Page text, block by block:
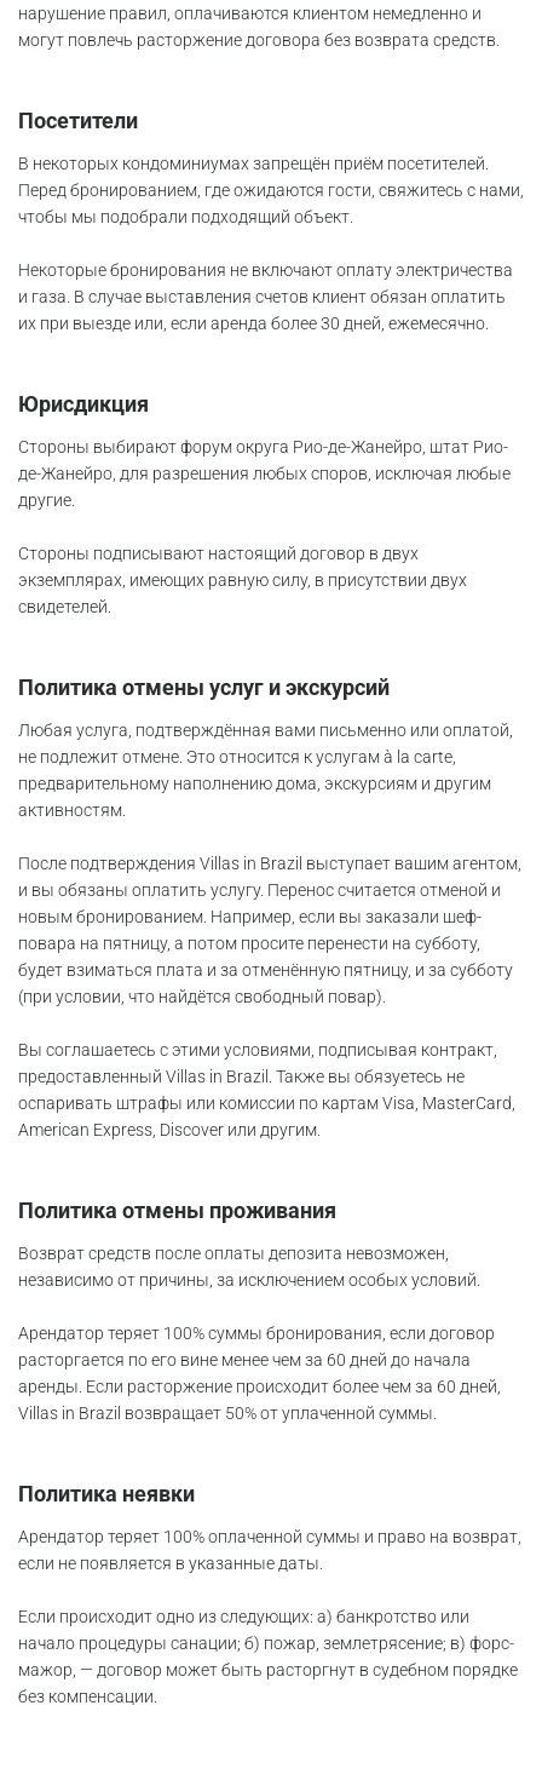
нарушение правил, оплачиваются клиентом немедленно и
могут повлечь расторжение договора без возврата средств.
Посетители
В некоторых кондоминиумах запрещён приём посетителей.
Перед бронированием, где ожидаются гости, свяжитесь с нами,
чтобы мы подобрали подходящий объект.
Некоторые бронирования не включают оплату электричества
и газа. В случае выставления счетов клиент обязан оплатить
их при выезде или, если аренда более 30 дней, ежемесячно.
Юрисдикция
Стороны выбирают форум округа Рио-де-Жанейро, штат Рио-
де-Жанейро, для разрешения любых споров, исключая любые
другие.
Стороны подписывают настоящий договор в двух
экземплярах, имеющих равную силу, в присутствии двух
свидетелей.
Политика отмены услуг и экскурсий
Любая услуга, подтверждённая вами письменно или оплатой,
не подлежит отмене. Это относится к услугам à la carte,
предварительному наполнению дома, экскурсиям и другим
активностям.
После подтверждения Villas in Brazil выступает вашим агентом,
и вы обязаны оплатить услугу. Перенос считается отменой и
новым бронированием. Например, если вы заказали шеф-
повара на пятницу, а потом просите перенести на субботу,
будет взиматься плата и за отменённую пятницу, и за субботу
(при условии, что найдётся свободный повар).
Вы соглашаетесь с этими условиями, подписывая контракт,
предоставленный Villas in Brazil. Также вы обязуетесь не
оспаривать штрафы или комиссии по картам Visa, MasterCard,
American Express, Discover или другим.
Политика отмены проживания
Возврат средств после оплаты депозита невозможен,
независимо от причины, за исключением особых условий.
Арендатор теряет 100% суммы бронирования, если договор
расторгается по его вине менее чем за 60 дней до начала
аренды. Если расторжение происходит более чем за 60 дней,
Villas in Brazil возвращает 50% от уплаченной суммы.
Политика неявки
Арендатор теряет 100% оплаченной суммы и право на возврат,
если не появляется в указанные даты.
Если происходит одно из следующих: а) банкротство или
начало процедуры санации; б) пожар, землетрясение; в) форс-
мажор, — договор может быть расторгнут в судебном порядке
без компенсации.